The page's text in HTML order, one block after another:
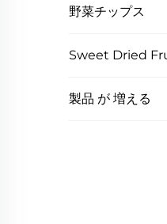
野菜チップス
Sweet Dried
製品 が 増える